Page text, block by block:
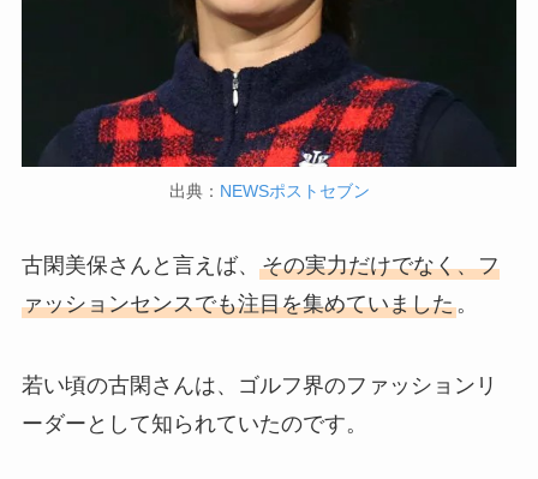
出典： NEWSポストセブン
古閑美保さんと言えば、 その実力だけでなく、フ
ァッションセンスでも注目を集めていました。
若い頃の古閑さんは、ゴルフ界のファッションリ
ーダーとして知られていたのです。